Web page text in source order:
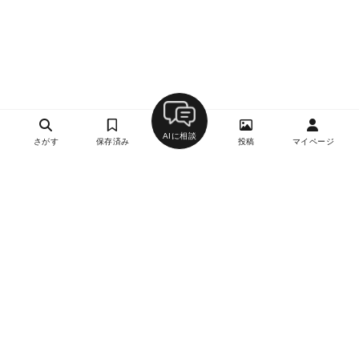
さがす 保存済み
AIに相談
投稿 マイページ